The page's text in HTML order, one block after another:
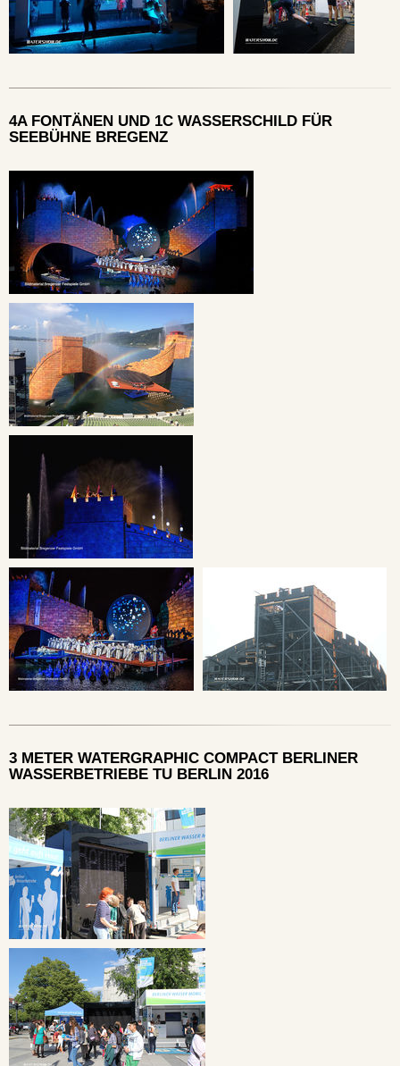
4A FONTÄNEN UND 1C WASSERSCHILD FÜR
SEEBÜHNE BREGENZ
3 METER WATERGRAPHIC COMPACT BERLINER
WASSERBETRIEBE TU BERLIN 2016